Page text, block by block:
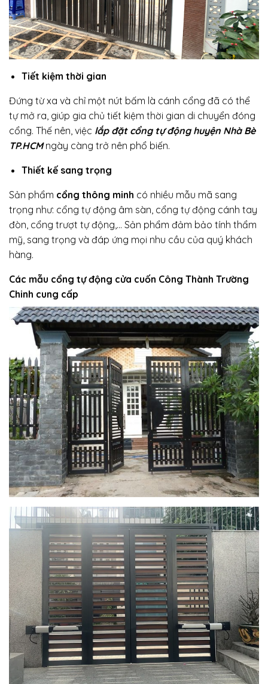
Tiết kiệm thời gian
Đứng từ xa và chỉ một nút bấm là cánh cổng đã có thể
tự mở ra, giúp gia chủ tiết kiệm thời gian di chuyển đóng
cổng. Thế nên, việc lắp đặt cổng tự động huyện Nhà Bè
TP.HCMngày càng trở nên phổ biến.
Thiết kế sang trọng
Sản phẩm cổng thông minh có nhiều mẫu mã sang
trọng như: cổng tự động âm sàn, cổng tự động cánh tay
đòn, cổng trượt tự động,… Sản phẩm đảm bảo tính thẩm
mỹ, sang trọng và đáp ứng mọi nhu cầu của quý khách
hàng.
Các mẫu cổng tự động cửa cuốn Công Thành Trường
Chinh cung cấp